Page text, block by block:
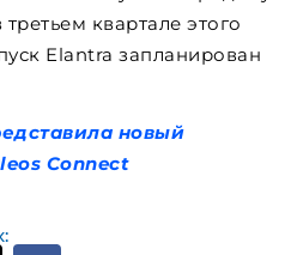
квартале этого
Elantra запланирован
новый
Connect